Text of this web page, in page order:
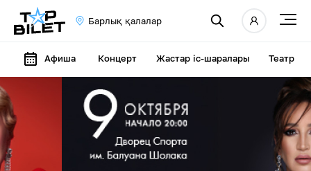
Барлық қалалар
Афиша Концерт Жастар іс-шаралары Театр